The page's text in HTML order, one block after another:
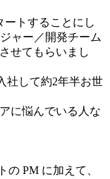
ートすることにし
ャー／開発チーム
せてもらいまし
社して約2年半お世
に悩んでいる人な
の PM に加えて、